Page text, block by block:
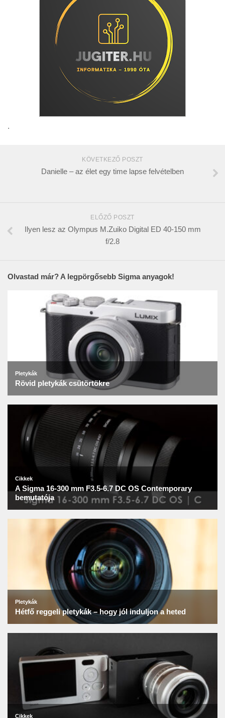
.
KÖVETKEZŐ POSZT
Danielle – az élet egy time lapse felvételben
ELŐZŐ POSZT
Ilyen lesz az Olympus M.Zuiko Digital ED 40-150 mm
f/2.8
Olvastad már? A legpörgősebb Sigma anyagok!